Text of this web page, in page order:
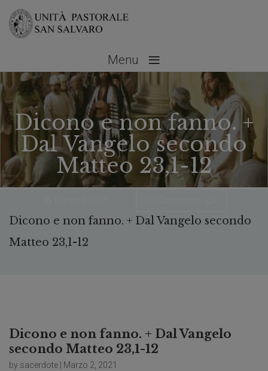
Menu ≡
Dicono e non fanno. +
Dal Vangelo secondo
Matteo 23,1-12
Dicono e non fanno. + Dal Vangelo secondo
Matteo 23,1-12
Dicono e non fanno. + Dal Vangelo
secondo Matteo 23,1-12
by sacerdote | Marzo 2, 2021